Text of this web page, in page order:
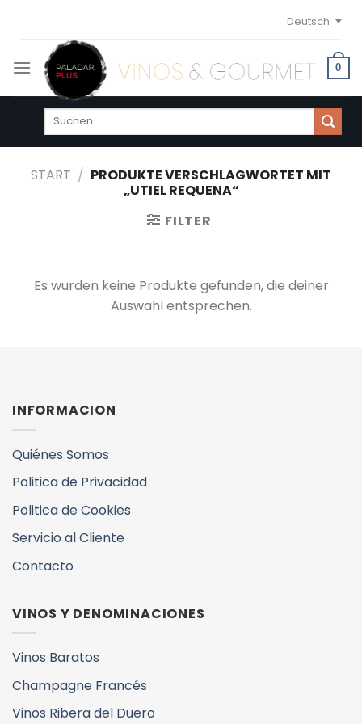
content
Deutsch
0
Suchen
START / PRODUKTE VERSCHLAGWORTET MIT
„UTIEL REQUENA“
FILTER
Es wurden keine Produkte gefunden, die deiner
Auswahl entsprechen.
INFORMACION
Quiénes Somos
Politica de Privacidad
Politica de Cookies
Servicio al Cliente
Contacto
VINOS Y DENOMINACIONES
Vinos Baratos
Champagne Francés
Vinos Ribera del Duero